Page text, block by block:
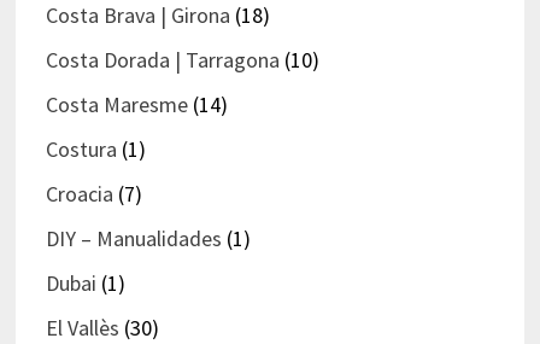
Costa Brava | Girona (18)
Costa Dorada | Tarragona (10)
Costa Maresme(14)
Costura (1)
Croacia (7)
DIY – Manualidades (1)
Dubai (1)
El Vallès (30)